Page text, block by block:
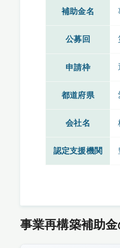
補助金名
公募回
申請枠
都道府県
会社名
認定支援機関
事業再構築補助